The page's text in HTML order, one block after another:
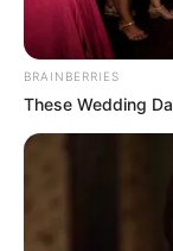
BRAINBERRIES
These Wedding